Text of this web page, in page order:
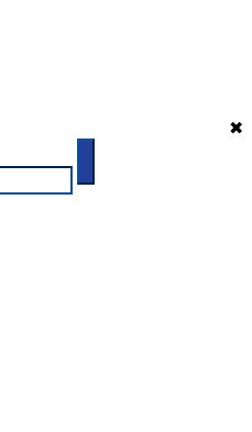
✖